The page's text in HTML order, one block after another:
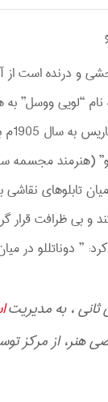
و درنده است
“لویی ووسل” به
(هنرمند مجسمه
تابلوهای نقاشی
بی ظرافت قرار
” دوناتللو در
، به مدیریت
هنر، از مرکز